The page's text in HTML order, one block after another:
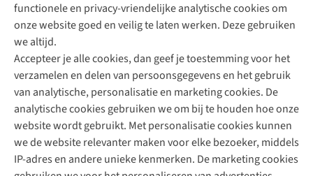
functionele en privacy-vriendelijke analytische cookies om
onze website goed en veilig te laten werken. Deze gebruiken
we altijd.
Accepteer je alle cookies, dan geef je toestemming voor het
verzamelen en delen van persoonsgegevens en het gebruik
van analytische, personalisatie en marketing cookies. De
analytische cookies gebruiken we om bij te houden hoe onze
website wordt gebruikt. Met personalisatie cookies kunnen
we de website relevanter maken voor elke bezoeker, middels
IP-adres en andere unieke kenmerken. De marketing cookies
Direct advies van een Buitenexpert
+31 (0)85 888 50 88
+31 6 12 28 49 80
Contactformulier